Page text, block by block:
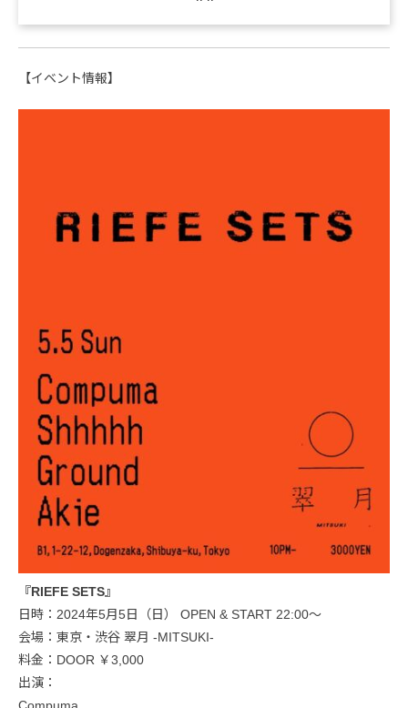
【イベント情報】
『RIEFE SETS』
日時：2024年5月5日（日） OPEN & START 22:00〜
会場：東京・渋谷 翠月 -MITSUKI-
料金：DOOR ￥3,000
出演：